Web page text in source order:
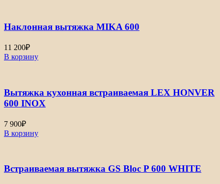
Наклонная вытяжка MIKA 600
11 200₽
В корзину
Вытяжка кухонная встраиваемая LEX HONVER
600 INOX
7 900₽
В корзину
Встраиваемая вытяжка GS Bloc P 600 WHITE